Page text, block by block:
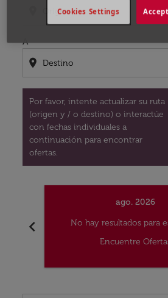
A
location_on
Por favor, intente actualizar su ruta
(origen y / o destino) o interactúe
con fechas individuales a
continuación para encontrar
ofertas.
chevron_left
ago. 2026
No hay resultados para
Encuentre
Cookies Settings